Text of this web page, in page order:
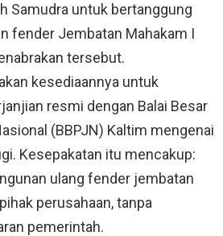
Samudra untuk bertanggung
fender Jembatan Mahakam I
tersebut.
kesediaannya untuk
resmi dengan Balai Besar
(BBPJN) Kaltim mengenai
Kesepakatan itu mencakup:
ulang fender jembatan
perusahaan, tanpa
pemerintah.